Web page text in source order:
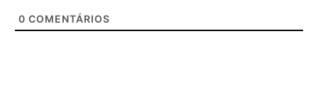
0 COMENTÁRIOS